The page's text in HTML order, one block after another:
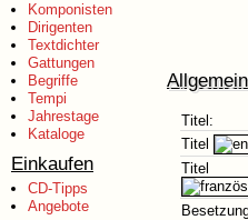
Komponisten
Dirigenten
Textdichter
Gattungen
Begriffe
Tempi
Jahrestage
Kataloge
Einkaufen
CD-Tipps
Angebote
Titel:
Titel
Titel